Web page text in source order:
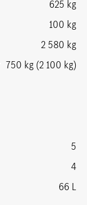
625 kg
100 kg
2 580 kg
750 kg (2 100 kg)
5
4
66 L